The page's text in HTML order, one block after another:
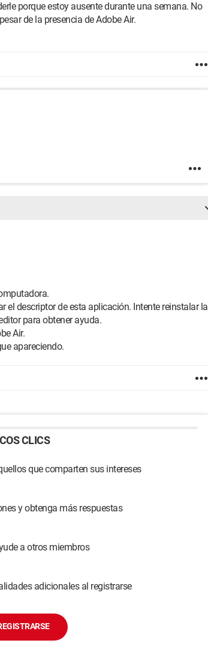
porque estoy ausente durante una semana. No
de la presencia de Adobe Air.
el descriptor de esta aplicación. Intente reinstalar la
para obtener ayuda.
Air.
apareciendo.
CLICS
que comparten sus intereses
y obtenga más respuestas
a otros miembros
adicionales al registrarse